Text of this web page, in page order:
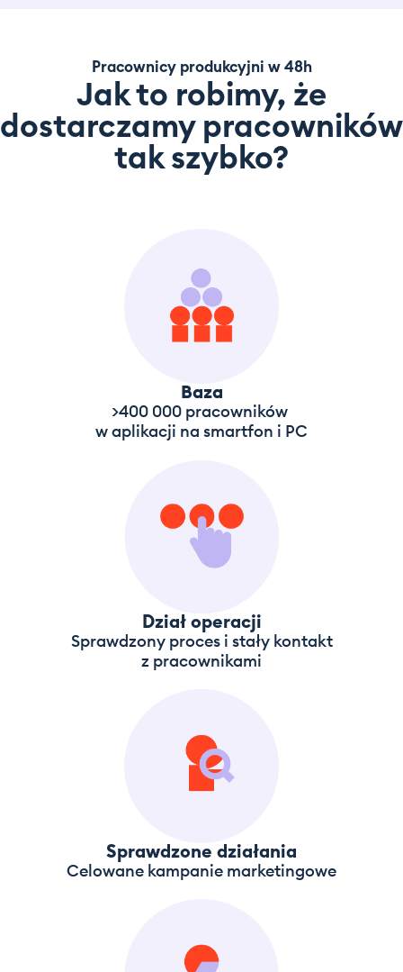
Pracownicy produkcyjni w 48h
Jak to robimy, że
dostarczamy pracowników
tak szybko?
Baza
>400 000 pracowników
w aplikacji na smartfon i PC
Dział operacji
Sprawdzony proces i stały kontakt
z pracownikami
Sprawdzone działania
Celowane kampanie marketingowe